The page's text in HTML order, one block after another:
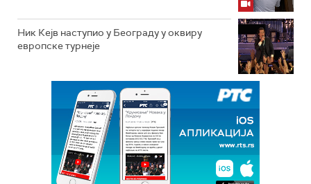
Ник Кејв наступио у Београду у оквиру
европске турнеје